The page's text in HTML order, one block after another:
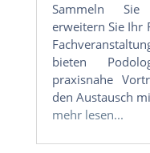
Sammeln Sie
erweitern Sie Ihr
bieten
praxisnahe
den Austausch
mehr lesen...